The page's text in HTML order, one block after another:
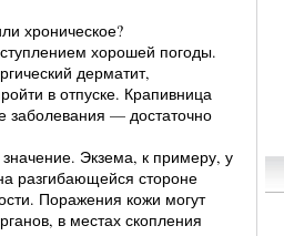
хроническое?
хорошей погоды.
дерматит,
в отпуске. Крапивница
заболевания — достаточно
Экзема, к примеру, у
разгибающейся стороне
Поражения кожи могут
в местах скопления